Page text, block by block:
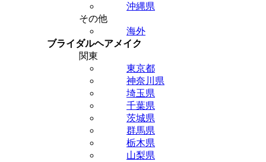
沖縄県
その他
海外
ブライダルヘアメイク
関東
東京都
神奈川県
埼玉県
千葉県
茨城県
群馬県
栃木県
山梨県